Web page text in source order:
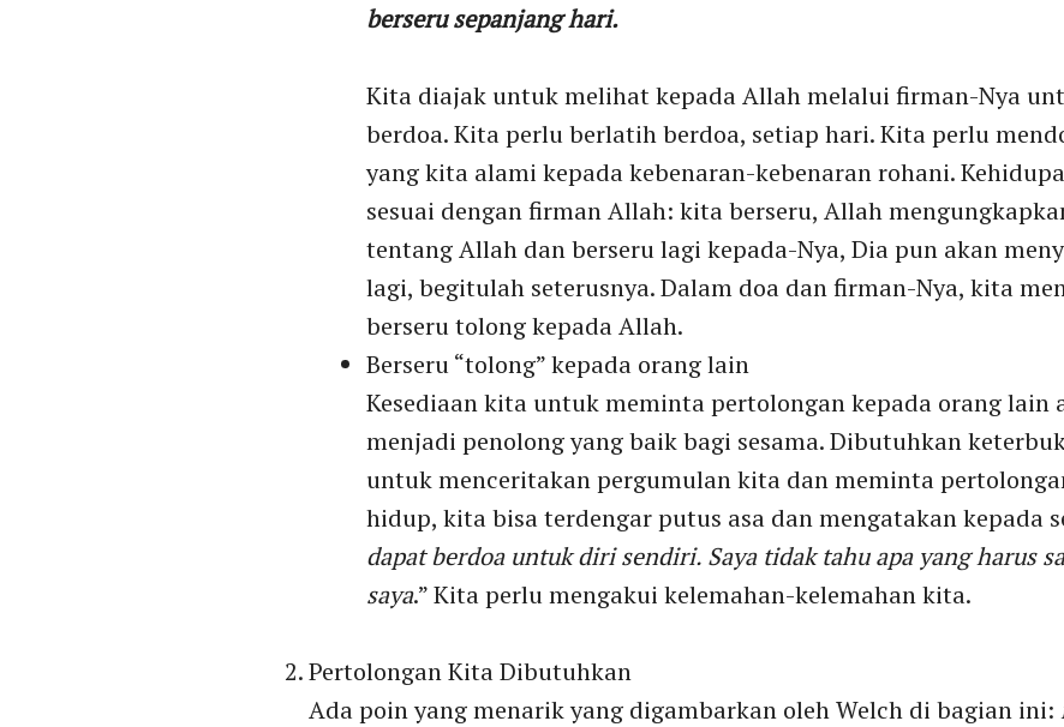
berseru sepanjang hari.
Kita diajak untuk melihat kepada Allah melalui firman-Nya
berdoa. Kita perlu berlatih berdoa, setiap hari. Kita perlu
yang kita alami kepada kebenaran-kebenaran rohani.
sesuai dengan firman Allah: kita berseru, Allah
tentang Allah dan berseru lagi kepada-Nya, Dia pun akan
lagi, begitulah seterusnya. Dalam doa dan firman-Nya, kita
berseru tolong kepada Allah.
Berseru “tolong” kepada orang lain
Kesediaan kita untuk meminta pertolongan kepada orang
menjadi penolong yang baik bagi sesama. Dibutuhkan
untuk menceritakan pergumulan kita dan meminta
hidup, kita bisa terdengar putus asa dan mengatakan kepada
dapat berdoa untuk diri sendiri. Saya tidak tahu apa yang harus
saya.” Kita perlu mengakui kelemahan-kelemahan kita.
Pertolongan Kita Dibutuhkan
Ada poin yang menarik yang digambarkan oleh Welch di bagian ini: